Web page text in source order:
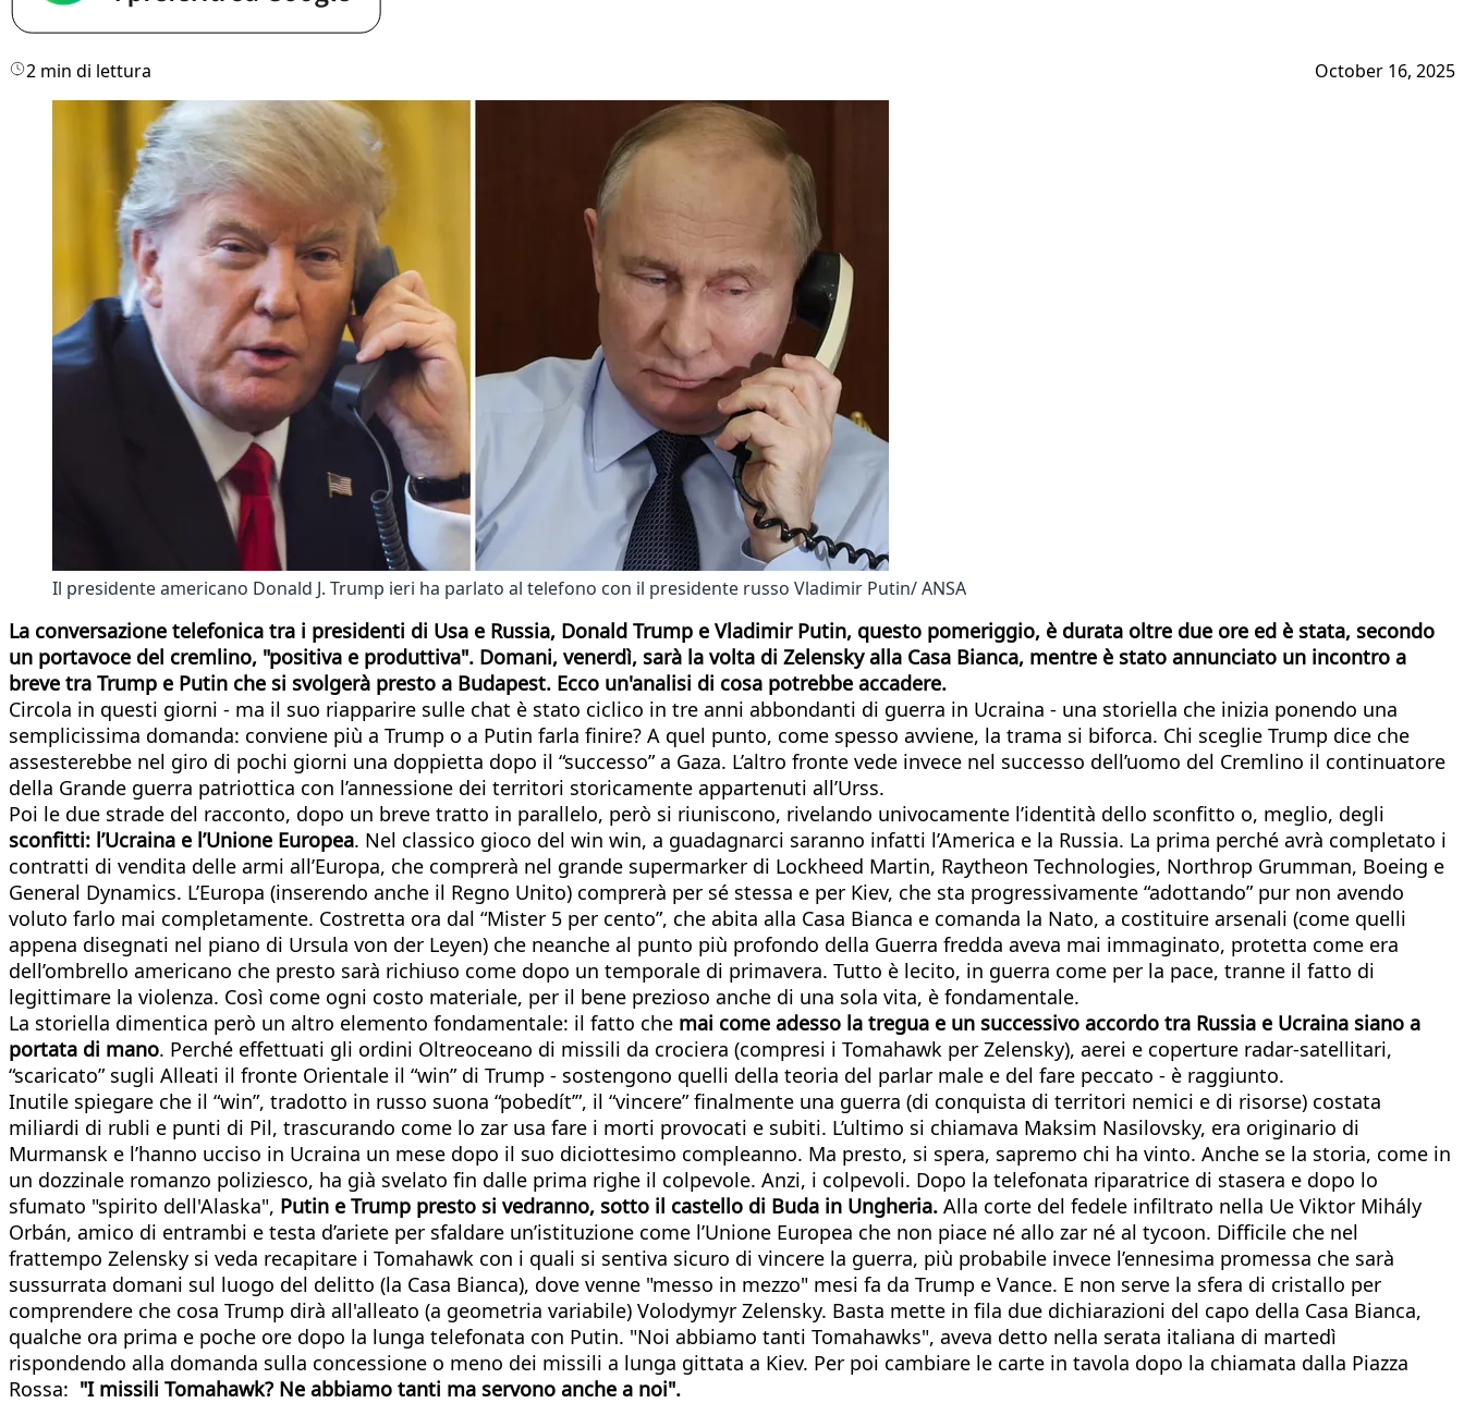
2 min di lettura October 16, 2025
Il presidente americano Donald J. Trump ieri ha parlato al telefono con il presidente russo Vladimir Putin/ ANSA
La conversazione telefonica tra i presidenti di Usa e Russia, Donald Trump e Vladimir Putin, questo pomeriggio, è durata oltre due ore ed è stata, secondo
un portavoce del cremlino, "positiva e produttiva". Domani, venerdì, sarà la volta di Zelensky alla Casa Bianca, mentre è stato annunciato un incontro a
breve tra Trump e Putin che si svolgerà presto a Budapest. Ecco un'analisi di cosa potrebbe accadere.
Circola in questi giorni - ma il suo riapparire sulle chat è stato ciclico in tre anni abbondanti di guerra in Ucraina - una storiella che inizia ponendo una
semplicissima domanda: conviene più a Trump o a Putin farla finire? A quel punto, come spesso avviene, la trama si biforca. Chi sceglie Trump dice che
assesterebbe nel giro di pochi giorni una doppietta dopo il “successo” a Gaza. L’altro fronte vede invece nel successo dell’uomo del Cremlino il continuatore
della Grande guerra patriottica con l’annessione dei territori storicamente appartenuti all’Urss.
Poi le due strade del racconto, dopo un breve tratto in parallelo, però si riuniscono, rivelando univocamente l’identità dello sconfitto o, meglio, degli
sconfitti: l’Ucraina e l’Unione Europea. Nel classico gioco del win win, a guadagnarci saranno infatti l’America e la Russia. La prima perché avrà completato i
contratti di vendita delle armi all’Europa, che comprerà nel grande supermarker di Lockheed Martin, Raytheon Technologies, Northrop Grumman, Boeing e
General Dynamics. L’Europa (inserendo anche il Regno Unito) comprerà per sé stessa e per Kiev, che sta progressivamente “adottando” pur non avendo
voluto farlo mai completamente. Costretta ora dal “Mister 5 per cento”, che abita alla Casa Bianca e comanda la Nato, a costituire arsenali (come quelli
appena disegnati nel piano di Ursula von der Leyen) che neanche al punto più profondo della Guerra fredda aveva mai immaginato, protetta come era
dell’ombrello americano che presto sarà richiuso come dopo un temporale di primavera. Tutto è lecito, in guerra come per la pace, tranne il fatto di
legittimare la violenza. Così come ogni costo materiale, per il bene prezioso anche di una sola vita, è fondamentale.
La storiella dimentica però un altro elemento fondamentale: il fatto che mai come adesso la tregua e un successivo accordo tra Russia e Ucraina siano a
portata di mano. Perché effettuati gli ordini Oltreoceano di missili da crociera (compresi i Tomahawk per Zelensky), aerei e coperture radar-satellitari,
“scaricato” sugli Alleati il fronte Orientale il “win” di Trump - sostengono quelli della teoria del parlar male e del fare peccato - è raggiunto.
Inutile spiegare che il “win”, tradotto in russo suona “pobedít’”, il “vincere” finalmente una guerra (di conquista di territori nemici e di risorse) costata
miliardi di rubli e punti di Pil, trascurando come lo zar usa fare i morti provocati e subiti. L’ultimo si chiamava Maksim Nasilovsky, era originario di
Murmansk e l’hanno ucciso in Ucraina un mese dopo il suo diciottesimo compleanno. Ma presto, si spera, sapremo chi ha vinto. Anche se la storia, come in
un dozzinale romanzo poliziesco, ha già svelato fin dalle prima righe il colpevole. Anzi, i colpevoli. Dopo la telefonata riparatrice di stasera e dopo lo
sfumato "spirito dell'Alaska", Putin e Trump presto si vedranno, sotto il castello di Buda in Ungheria. Alla corte del fedele infiltrato nella Ue Viktor Mihály
Orbán, amico di entrambi e testa d’ariete per sfaldare un’istituzione come l’Unione Europea che non piace né allo zar né al tycoon. Difficile che nel
frattempo Zelensky si veda recapitare i Tomahawk con i quali si sentiva sicuro di vincere la guerra, più probabile invece l’ennesima promessa che sarà
sussurrata domani sul luogo del delitto (la Casa Bianca), dove venne "messo in mezzo" mesi fa da Trump e Vance. E non serve la sfera di cristallo per
comprendere che cosa Trump dirà all'alleato (a geometria variabile) Volodymyr Zelensky. Basta mette in fila due dichiarazioni del capo della Casa Bianca,
qualche ora prima e poche ore dopo la lunga telefonata con Putin. "Noi abbiamo tanti Tomahawks", aveva detto nella serata italiana di martedì
rispondendo alla domanda sulla concessione o meno dei missili a lunga gittata a Kiev. Per poi cambiare le carte in tavola dopo la chiamata dalla Piazza
Rossa: "I missili Tomahawk? Ne abbiamo tanti ma servono anche a noi".